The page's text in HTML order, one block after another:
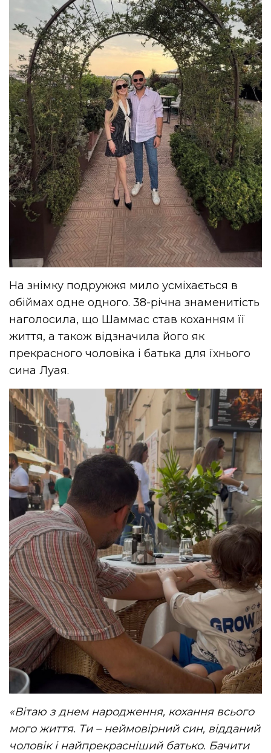
На знімку подружжя мило усміхається в
обіймах одне одного. 38-річна знаменитість
наголосила, що Шаммас став коханням її
життя, а також відзначила його як
прекрасного чоловіка і батька для їхнього
синаЛуая.
«Вітаю з днем народження, кохання всього
мого життя. Ти – неймовірний син, відданий
чоловік і найпрекрасніший батько. Бачити